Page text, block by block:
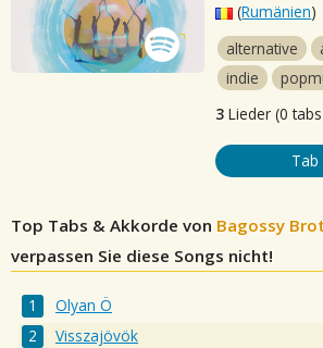
(Rumänien)
alternative
indie
3 Lieder (0
Tab
Top Tabs & Akkorde von Bagossy
verpassen Sie diese Songs nicht!
Olyan Ö
Visszajövök